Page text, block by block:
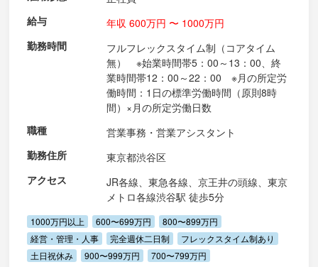
給与
年収 600万円 〜 1000万円
勤務時間
フルフレックスタイム制（コアタイム
無） ※始業時間帯5：00～13：00、終
業時間帯12：00～22：00 ※月の所定労
働時間：1日の標準労働時間（原則8時
間）×月の所定労働日数
職種
営業事務・営業アシスタント
勤務住所
東京都渋谷区
アクセス
JR各線、東急各線、京王井の頭線、東京
メトロ各線渋谷駅 徒歩5分
1000万円以上 600〜699万円
800〜899万円
経営・管理・人事
完全週休二日制
フレックスタイム制あり
土日祝休み
900〜999万円 700〜799万円